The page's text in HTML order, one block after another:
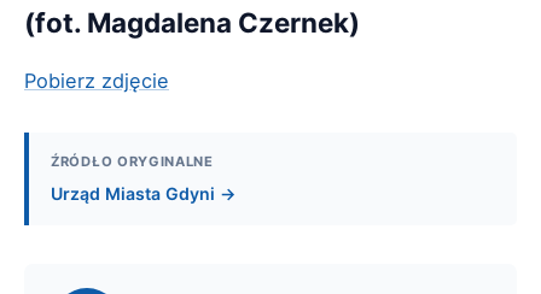
(fot. Magdalena Czernek)
Pobierz zdjęcie
ŹRÓDŁO ORYGINALNE
Urząd Miasta Gdyni →